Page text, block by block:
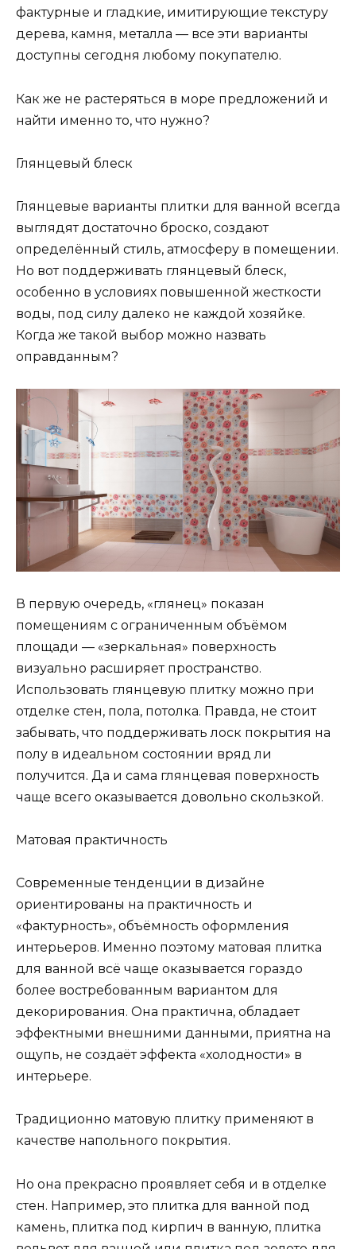
фактурные и гладкие, имитирующие текстуру
дерева, камня, металла — все эти варианты
доступны сегодня любому покупателю.
Как же не растеряться в море предложений и
найти именно то, что нужно?
Глянцевый блеск
Глянцевые варианты плитки для ванной всегда
выглядят достаточно броско, создают
определённый стиль, атмосферу в помещении.
Но вот поддерживать глянцевый блеск,
особенно в условиях повышенной жесткости
воды, под силу далеко не каждой хозяйке.
Когда же такой выбор можно назвать
оправданным?
В первую очередь, «глянец» показан
помещениям с ограниченным объёмом
площади — «зеркальная» поверхность
визуально расширяет пространство.
Использовать глянцевую плитку можно при
отделке стен, пола, потолка. Правда, не стоит
забывать, что поддерживать лоск покрытия на
полу в идеальном состоянии вряд ли
получится. Да и сама глянцевая поверхность
чаще всего оказывается довольно скользкой.
Матовая практичность
Современные тенденции в дизайне
ориентированы на практичность и
«фактурность», объёмность оформления
интерьеров. Именно поэтому матовая плитка
для ванной всё чаще оказывается гораздо
более востребованным вариантом для
декорирования. Она практична, обладает
эффектными внешними данными, приятна на
ощупь, не создаёт эффекта «холодности» в
интерьере.
Традиционно матовую плитку применяют в
качестве напольного покрытия.
Но она прекрасно проявляет себя и в отделке
стен. Например, это плитка для ванной под
камень, плитка под кирпич в ванную, плитка